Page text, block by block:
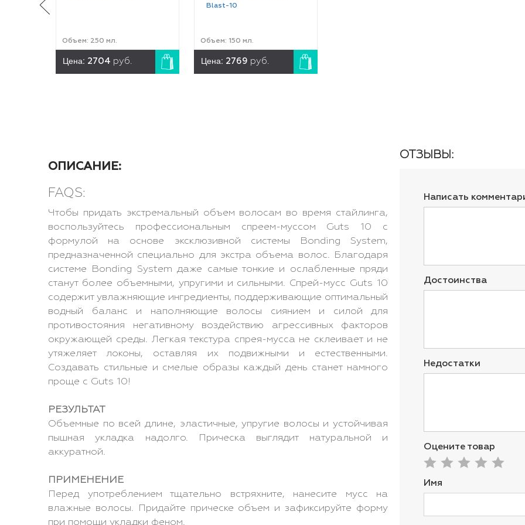
Объем: 250 мл.
Цена: 2704 руб.
Blast-10
Объем: 150 мл.
Цена: 2769 руб.
ОПИСАНИЕ:
FAQS:
Чтобы придать экстремальный объем волосам во время стайлинга,
воспользуйтесь профессиональным спреем-муссом Guts 10 с
формулой на основе эксклюзивной системы Bonding System,
предназначенной специально для экстра объема волос. Благодаря
системе Bonding System даже самые тонкие и ослабленные пряди
станут более объемными, упругими и сильными. Спрей-мусс Guts 10
содержит увлажняющие ингредиенты, поддерживающие оптимальный
водный баланс и наполняющие волосы сиянием и силой для
противостояния негативному воздействию агрессивных факторов
окружающей среды. Легкая текстура спрея-мусса не склеивает и не
утяжеляет локоны, оставляя их подвижными и естественными.
Создавать стильные и смелые образы каждый день станет намного
проще с Guts 10!
РЕЗУЛЬТАТ
Объемные по всей длине, эластичные, упругие волосы и устойчивая
пышная укладка надолго. Прическа выглядит натуральной и
аккуратной.
ПРИМЕНЕНИЕ
Перед употреблением тщательно встряхните, нанесите мусс на
влажные волосы. Придайте прическе объем и зафиксируйте форму
при помощи укладки феном.
ОТЗЫВЫ:
Написать
Достоинства
Недостатки
Оцените товар
Имя